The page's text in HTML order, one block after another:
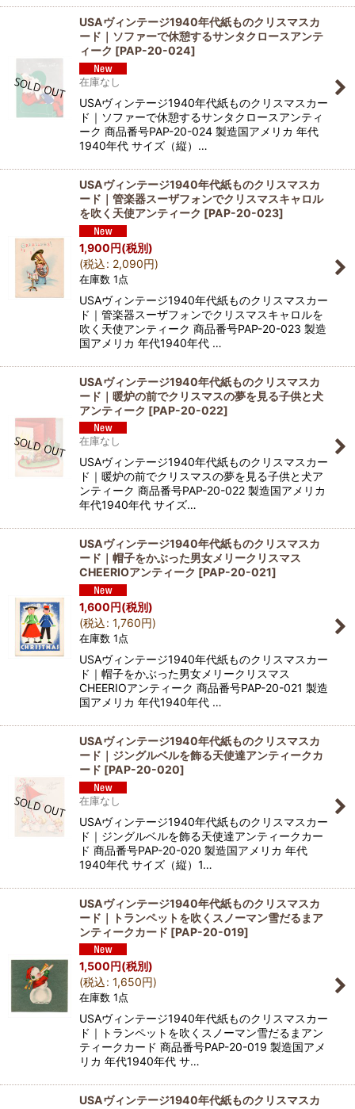
USAヴィンテージ1940年代紙ものクリスマスカ
ード｜ソファーで休憩するサンタクロースアンテ
ィーク [PAP-20-024]
在庫なし
USAヴィンテージ1940年代紙ものクリスマスカー
ド｜ソファーで休憩するサンタクロースアンティ
ーク 商品番号PAP-20-024 製造国アメリカ 年代
1940年代 サイズ（縦）…
USAヴィンテージ1940年代紙ものクリスマスカ
ード｜管楽器スーザフォンでクリスマスキャロル
を吹く天使アンティーク [PAP-20-023]
1,900円(税別)
(税込: 2,090円)
在庫数 1点
USAヴィンテージ1940年代紙ものクリスマスカー
ド｜管楽器スーザフォンでクリスマスキャロルを
吹く天使アンティーク 商品番号PAP-20-023 製造
国アメリカ 年代1940年代 …
USAヴィンテージ1940年代紙ものクリスマスカ
ード｜暖炉の前でクリスマスの夢を見る子供と犬
アンティーク [PAP-20-022]
在庫なし
USAヴィンテージ1940年代紙ものクリスマスカー
ド｜暖炉の前でクリスマスの夢を見る子供と犬ア
ンティーク 商品番号PAP-20-022 製造国アメリカ
年代1940年代 サイズ…
USAヴィンテージ1940年代紙ものクリスマスカ
ード｜帽子をかぶった男女メリークリスマス
CHEERIOアンティーク [PAP-20-021]
1,600円(税別)
(税込: 1,760円)
在庫数 1点
USAヴィンテージ1940年代紙ものクリスマスカー
ド｜帽子をかぶった男女メリークリスマス
CHEERIOアンティーク 商品番号PAP-20-021 製造
国アメリカ 年代1940年代 …
USAヴィンテージ1940年代紙ものクリスマスカ
ード｜ジングルベルを飾る天使達アンティークカ
ード [PAP-20-020]
在庫なし
USAヴィンテージ1940年代紙ものクリスマスカー
ド｜ジングルベルを飾る天使達アンティークカー
ド 商品番号PAP-20-020 製造国アメリカ 年代
1940年代 サイズ（縦）1…
USAヴィンテージ1940年代紙ものクリスマスカ
ード｜トランペットを吹くスノーマン雪だるまア
ンティークカード [PAP-20-019]
1,500円(税別)
(税込: 1,650円)
在庫数 1点
USAヴィンテージ1940年代紙ものクリスマスカー
ド｜トランペットを吹くスノーマン雪だるまアン
ティークカード 商品番号PAP-20-019 製造国アメ
リカ 年代1940年代 サ…
USAヴィンテージ1940年代紙ものクリスマスカ